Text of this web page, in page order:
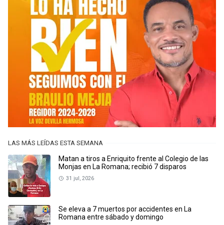
LAS MÁS LEÍDAS ESTA SEMANA
Matan a tiros a Enriquito frente al Colegio de las
Monjas en La Romana; recibió 7 disparos
31 jul, 2026
Se eleva a 7 muertos por accidentes en La
Romana entre sábado y domingo